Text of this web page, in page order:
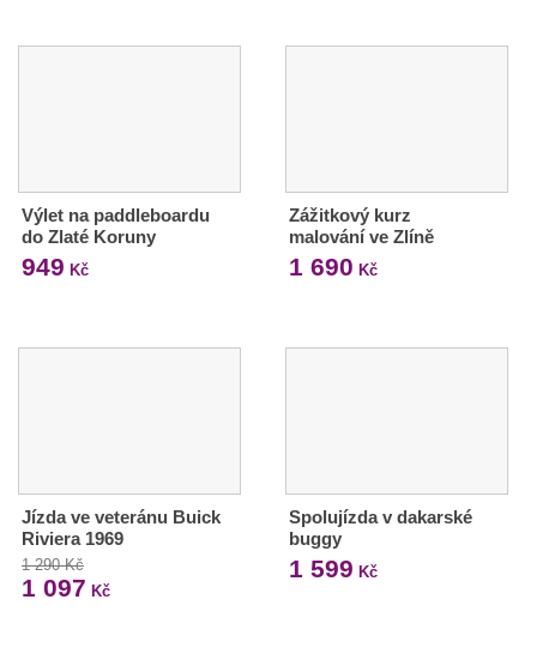
Výlet na paddleboardu
do Zlaté Koruny
949 Kč
Zážitkový kurz
malování ve Zlíně
1 690 Kč
Jízda ve veteránu Buick
Riviera 1969
1 290 Kč
1 097 Kč
Spolujízda v dakarské
buggy
1 599 Kč